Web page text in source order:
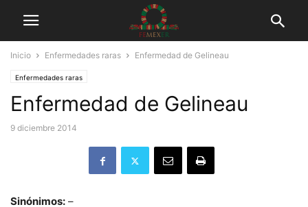
Inicio Enfermedades raras Enfermedad de Gelineau
Enfermedades raras
Enfermedad de Gelineau
9 diciembre 2014
Sinónimos: –